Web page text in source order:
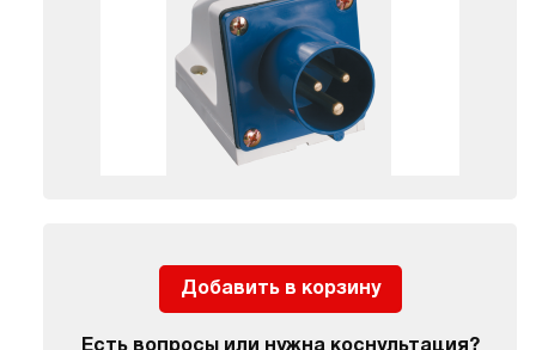
Добавить в корзину
Есть вопросы или нужна коснультация?